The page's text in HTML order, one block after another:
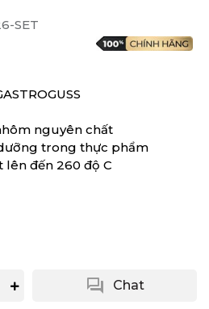
SET
nguyên chất
trong thực phẩm
lên đến 260 độ C
question_answer Chat